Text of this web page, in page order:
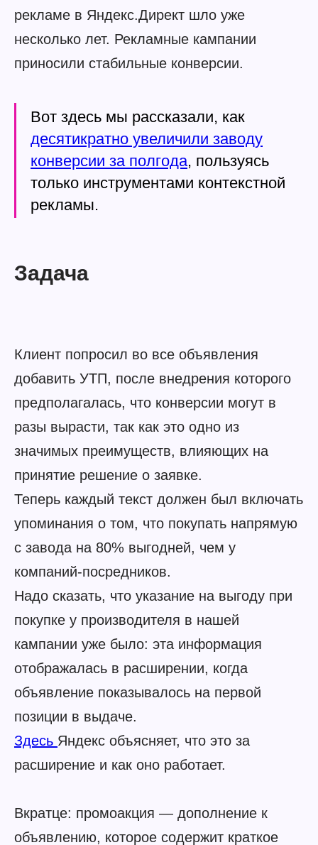
рекламе в Яндекс.Директ шло уже
несколько лет. Рекламные кампании
приносили стабильные конверсии.
Вот здесь мы рассказали, как
десятикратно увеличили заводу
конверсии за полгода, пользуясь
только инструментами контекстной
рекламы.
Задача
Клиент попросил во все объявления
добавить УТП, после внедрения которого
предполагалась, что конверсии могут в
разы вырасти, так как это одно из
значимых преимуществ, влияющих на
принятие решение о заявке.
Теперь каждый текст должен был включать
упоминания о том, что покупать напрямую
с завода на 80% выгодней, чем у
компаний-посредников.
Надо сказать, что указание на выгоду при
покупке у производителя в нашей
кампании уже было: эта информация
отображалась в расширении, когда
объявление показывалось на первой
позиции в выдаче.
Здесь Яндекс объясняет, что это за
расширение и как оно работает.
Вкратце: промоакция — дополнение к
объявлению, которое содержит краткое